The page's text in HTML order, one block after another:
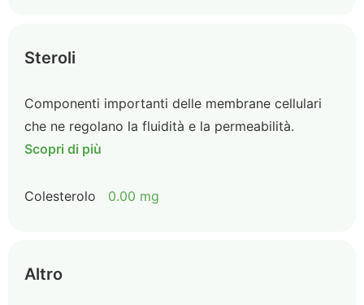
Steroli
Componenti importanti delle membrane cellulari
che ne regolano la fluidità e la permeabilità.
Scopri di più
Colesterolo 0.00 mg
Altro